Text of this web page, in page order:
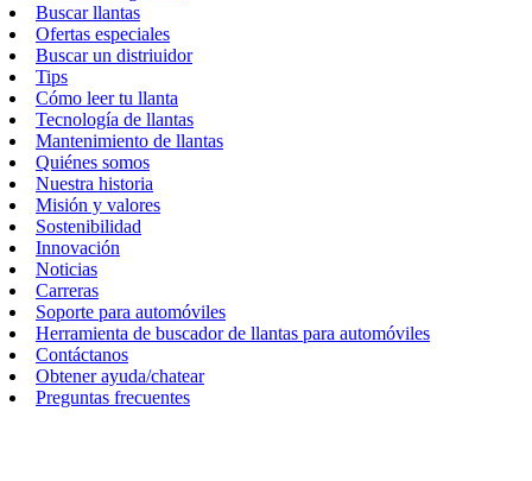
Buscar llantas
Ofertas especiales
Buscar un distriuidor
Tips
Cómo leer tu llanta
Tecnología de llantas
Mantenimiento de llantas
Quiénes somos
Nuestra historia
Misión y valores
Sostenibilidad
Innovación
Noticias
Carreras
Soporte para automóviles
Herramienta de buscador de llantas para automóviles
Contáctanos
Obtener ayuda/chatear
Preguntas frecuentes